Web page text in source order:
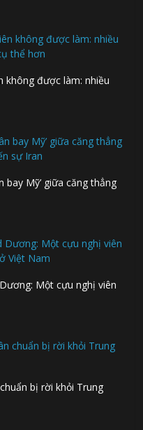
không được làm: nhiều
bay Mỹ’ giữa căng thẳng
Dương: Một cựu nghị viên
bị rời khỏi Trung